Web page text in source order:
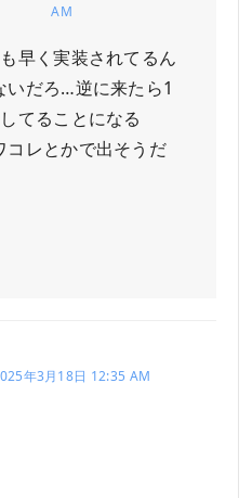
AM
早く実装されてるん
いだろ…逆に来たら1
てることになる
コレとかで出そうだ
年3月18日 12:35 AM